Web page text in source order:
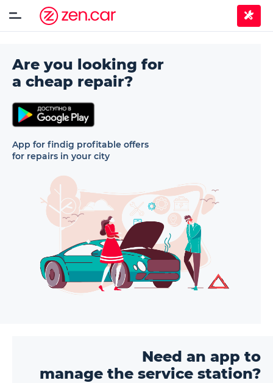
Are you looking for
a cheap repair?
App for findig profitable offers
for repairs in your city
Need an app to
manage the service station?